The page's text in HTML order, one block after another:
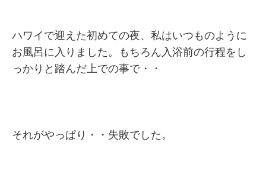
ハワイで迎えた初めての夜、私はいつものように
お風呂に入りました。もちろん入浴前の行程をし
っかりと踏んだ上での事で・・
それがやっぱり・・失敗でした。